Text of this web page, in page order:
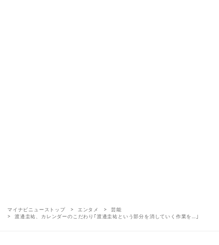
マイナビニューストップ エンタメ
芸能
渡邊圭祐、カレンダーのこだわり｢渡邊圭祐という部分を消していく作業を…｣